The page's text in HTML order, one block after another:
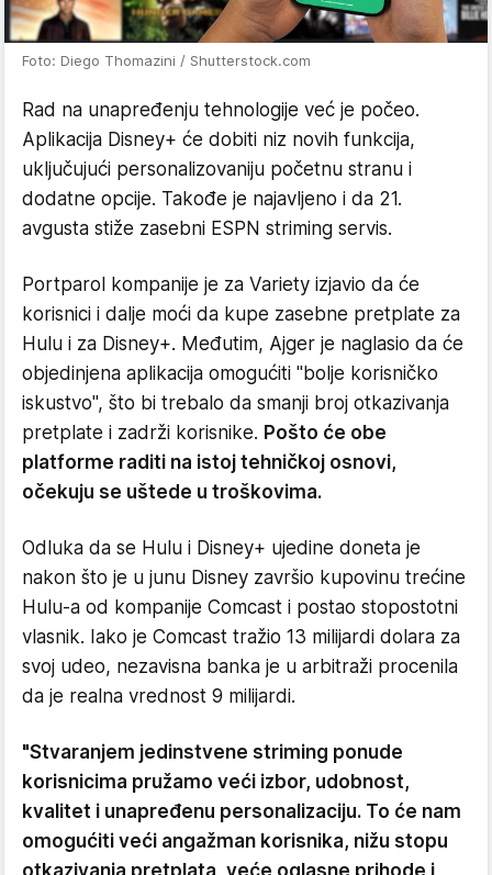
Foto: Diego Thomazini / Shutterstock.com
Rad na unapređenju tehnologije već je počeo.
Aplikacija Disney+ će dobiti niz novih funkcija,
uključujući personalizovaniju početnu stranu i
dodatne opcije. Takođe je najavljeno i da 21.
avgusta stiže zasebni ESPN striming servis.
Portparol kompanije je za Variety izjavio da će
korisnici i dalje moći da kupe zasebne pretplate za
Hulu i za Disney+. Međutim, Ajger je naglasio da će
objedinjena aplikacija omogućiti "bolje korisničko
iskustvo", što bi trebalo da smanji broj otkazivanja
pretplate i zadrži korisnike. Pošto će obe
platforme raditi na istoj tehničkoj osnovi,
očekuju se uštede u troškovima.
Odluka da se Hulu i Disney+ ujedine doneta je
nakon što je u junu Disney završio kupovinu trećine
Hulu-a od kompanije Comcast i postao stopostotni
vlasnik. Iako je Comcast tražio 13 milijardi dolara za
svoj udeo, nezavisna banka je u arbitraži procenila
da je realna vrednost 9 milijardi.
"Stvaranjem jedinstvene striming ponude
korisnicima pružamo veći izbor, udobnost,
kvalitet i unapređenu personalizaciju. To će nam
omogućiti veći angažman korisnika, nižu stopu
otkazivanja pretplata, veće oglasne prihode i